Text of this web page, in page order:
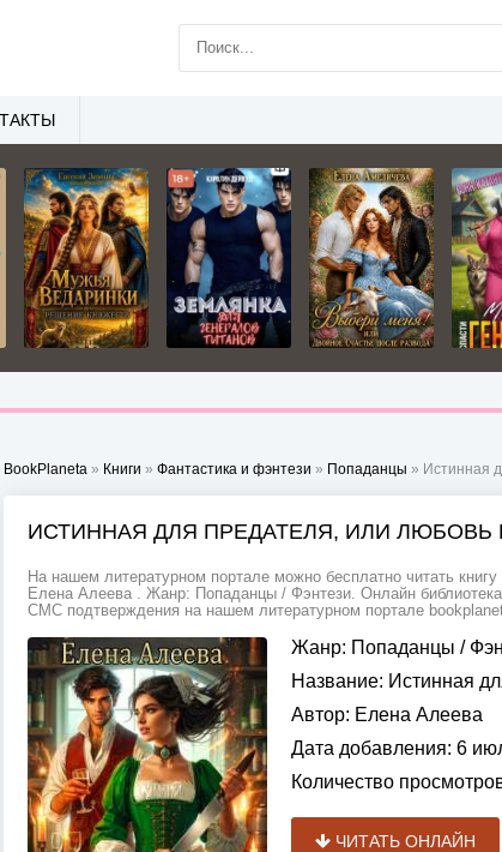
BookPlaneta » Книги » Фантастика и фэнтези » Попаданцы » Истинная
ИСТИННАЯ ДЛЯ ПРЕДАТЕЛЯ, ИЛИ ЛЮБОВЬ
На нашем литературном портале можно бесплатно читать
Елена Алеева . Жанр: Попаданцы / Фэнтези. Онлайн библиотека
СМС подтверждения на нашем литературном портале
Жанр: Попаданцы /
Название: Истинная
Автор: Елена Алеева
Дата добавления: 6
Количество
ЧИТАТЬ ОНЛАЙН